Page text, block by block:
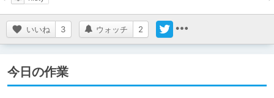
いいね 3 ウォッチ 2
今日の作業